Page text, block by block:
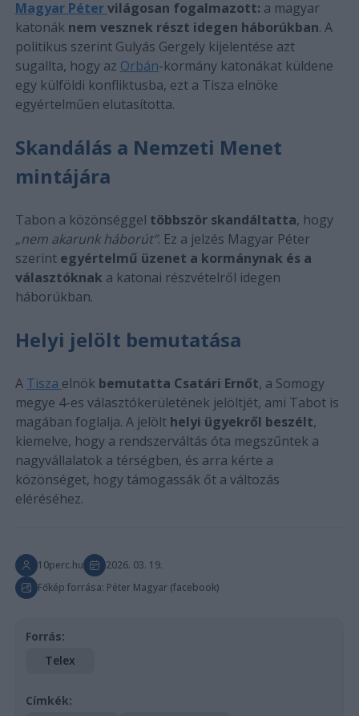
Magyar Pétervilágosan fogalmazott: a magyar
katonák nem vesznek részt idegen háborúkban. A
politikus szerint Gulyás Gergely kijelentése azt
sugallta, hogy az Orbán-kormány katonákat küldene
egy külföldi konfliktusba, ezt a Tisza elnöke
egyértelműen elutasította.
Skandálás a Nemzeti Menet
mintájára
Tabon a közönséggel többször skandáltatta, hogy
„nem akarunk háborút”. Ez a jelzés Magyar Péter
szerint egyértelmű üzenet a kormánynak és a
választóknak a katonai részvételről idegen
háborúkban.
Helyi jelölt bemutatása
A Tisza elnök bemutatta Csatári Ernőt, a Somogy
megye 4-es választókerületének jelöltjét, ami Tabot is
magában foglalja. A jelölt helyi ügyekről beszélt,
kiemelve, hogy a rendszerváltás óta megszűntek a
nagyvállalatok a térségben, és arra kérte a
közönséget, hogy támogassák őt a változás
eléréséhez.
10perc.hu
2026. 03. 19.
Főkép forrása: Péter Magyar (facebook)
Forrás:
Telex
Címkék: